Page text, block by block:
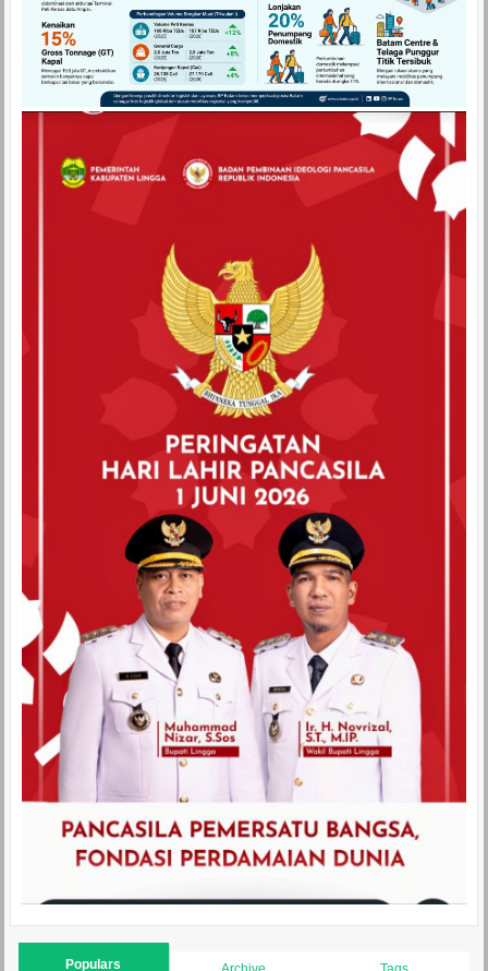
Populars